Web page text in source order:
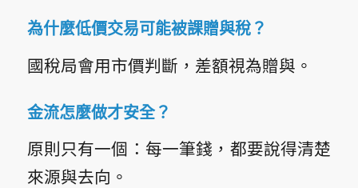
為什麼低價交易可能被課贈與稅？
國稅局會用市價判斷，差額視為贈與。
金流怎麼做才安全？
原則只有一個： 每一筆錢，都要說得清楚
來源與去向。